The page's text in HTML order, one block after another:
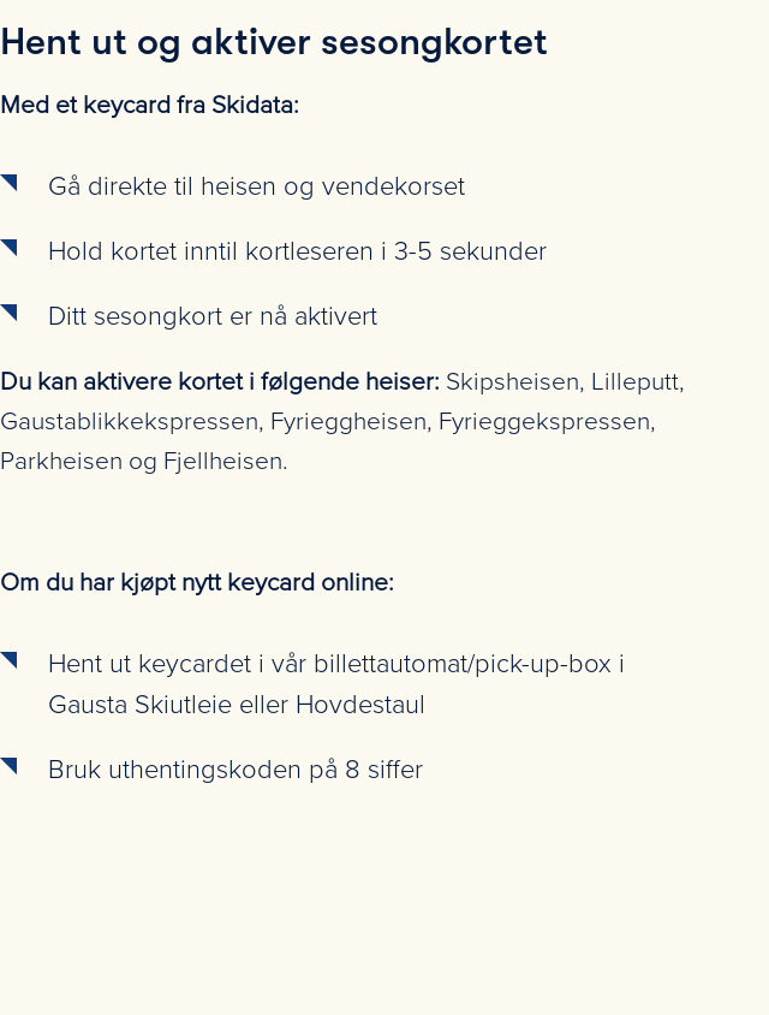
Hent ut og aktiver sesongkortet
Med et keycard fra Skidata:
Gå direkte til heisen og vendekorset
Hold kortet inntil kortleseren i 3-5 sekunder
Ditt sesongkort er nå aktivert
Du kan aktivere kortet i følgende heiser: Skipsheisen, Lilleputt,
Gaustablikkekspressen, Fyrieggheisen, Fyrieggekspressen,
Parkheisen og Fjellheisen.
Om du har kjøpt nytt keycard online:
Hent ut keycardet i vår billettautomat/pick-up-box i
Gausta Skiutleie eller Hovdestaul
Bruk uthentingskoden på 8 siffer